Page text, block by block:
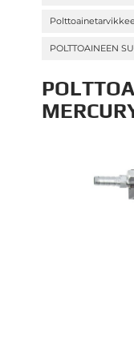
POLTTOAINEEN